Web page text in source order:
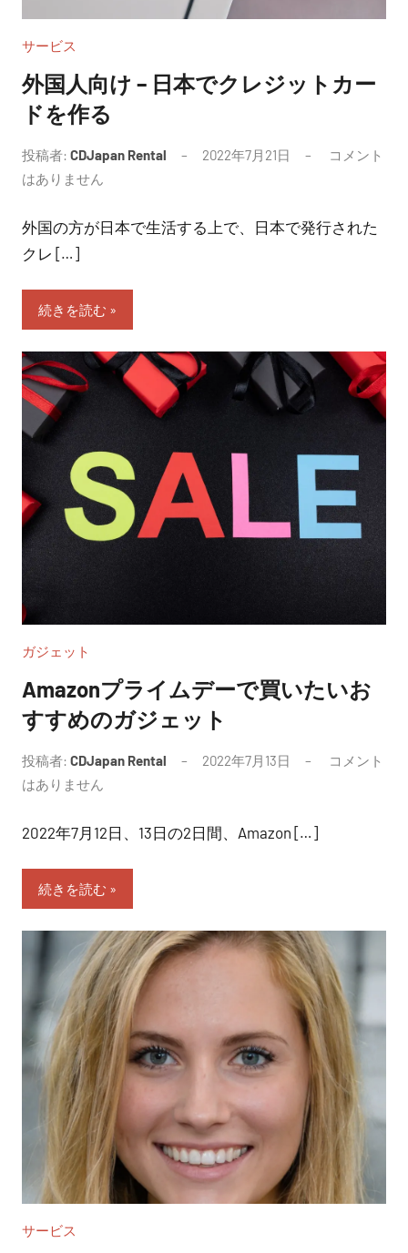
サービス
外国人向け – 日本でクレジットカー
ドを作る
投稿者: CDJapan Rental 2022年7月21日
コメント
はありません
外国の方が日本で生活する上で、日本で発行された
クレ […]
続きを読む
ガジェット
Amazonプライムデーで買いたいお
すすめのガジェット
投稿者: CDJapan Rental 2022年7月13日
コメント
はありません
2022年7月12日、13日の2日間、Amazon […]
続きを読む
サービス